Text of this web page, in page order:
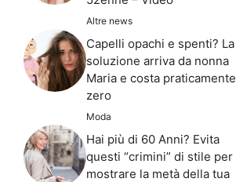
Altre news
Capelli opachi e spenti? La
soluzione arriva da nonna
Maria e costa praticamente
zero
Moda
Hai più di 60 Anni? Evita
questi “crimini” di stile per
mostrare la metà della tua